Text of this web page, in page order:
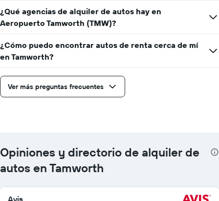
¿Qué agencias de alquiler de autos hay en
Aeropuerto Tamworth (TMW)?
¿Cómo puedo encontrar autos de renta cerca de mí
en Tamworth?
Ver más preguntas frecuentes
Opiniones y directorio de alquiler de
autos en Tamworth
Avis